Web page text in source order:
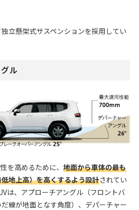
立懸架式サスペンションを採用してい
ル
を高めるために、 地面から車体の最も
地上高）を高くするよう設計されてい
は、アプローチアングル（フロントバ
線が地面となす角度）、デパーチャー